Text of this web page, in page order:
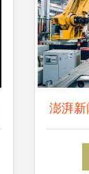
澎湃新
厂”为